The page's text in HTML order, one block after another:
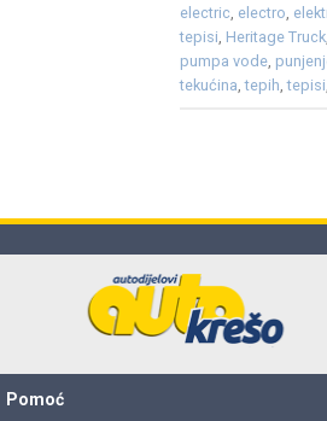
electric, electro,
tepisi, Heritage Truck,
pumpa vode,
tekućina,tepih,tepisi
Pomoć